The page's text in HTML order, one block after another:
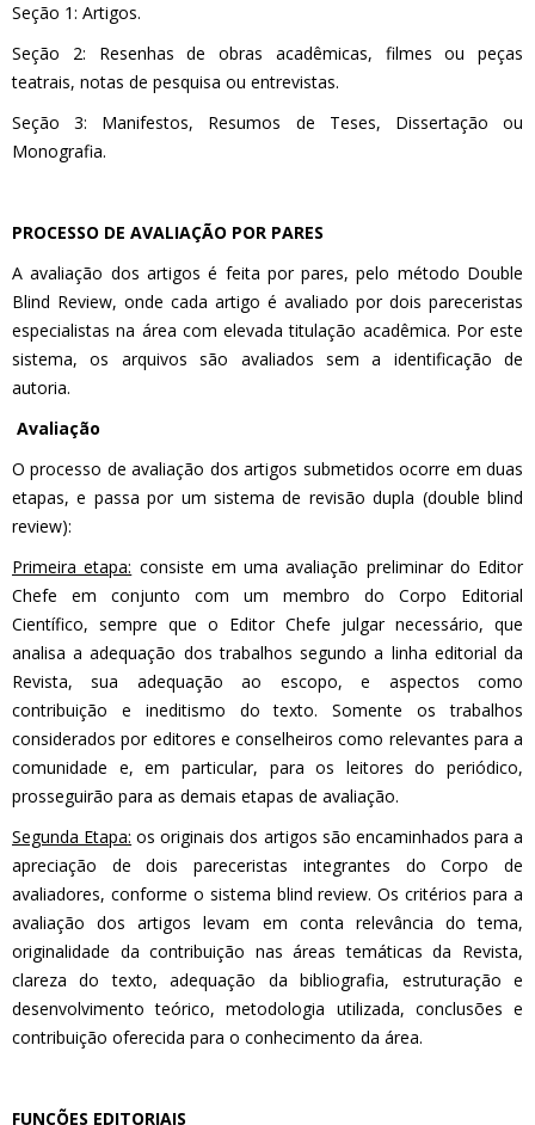
Seção 1: Artigos.
Seção 2: Resenhas de obras acadêmicas, filmes ou peças
teatrais, notas de pesquisa ou entrevistas.
Seção 3: Manifestos, Resumos de Teses, Dissertação ou
Monografia.
PROCESSO DE AVALIAÇÃO POR PARES
A avaliação dos artigos é feita por pares, pelo método Double
Blind Review, onde cada artigo é avaliado por dois pareceristas
especialistas na área com elevada titulação acadêmica. Por este
sistema, os arquivos são avaliados sem a identificação de
autoria.
Avaliação
O processo de avaliação dos artigos submetidos ocorre em duas
etapas, e passa por um sistema de revisão dupla (double blind
review):
Primeira etapa: consiste em uma avaliação preliminar do Editor
Chefe em conjunto com um membro do Corpo Editorial
Científico, sempre que o Editor Chefe julgar necessário, que
analisa a adequação dos trabalhos segundo a linha editorial da
Revista, sua adequação ao escopo, e aspectos como
contribuição e ineditismo do texto. Somente os trabalhos
considerados por editores e conselheiros como relevantes para a
comunidade e, em particular, para os leitores do periódico,
prosseguirão para as demais etapas de avaliação.
Segunda Etapa: os originais dos artigos são encaminhados para a
apreciação de dois pareceristas integrantes do Corpo de
avaliadores, conforme o sistema blind review. Os critérios para a
avaliação dos artigos levam em conta relevância do tema,
originalidade da contribuição nas áreas temáticas da Revista,
clareza do texto, adequação da bibliografia, estruturação e
desenvolvimento teórico, metodologia utilizada, conclusões e
contribuição oferecida para o conhecimento da área.
FUNÇÕES EDITORIAIS